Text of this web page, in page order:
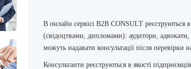
В онлайн сервісі B2B CONSULT реєструються
(свідоцтвами, дипломами): аудитори, адвокати,
можуть надавати консультації після перевірки
Консультанти реєструються в якості